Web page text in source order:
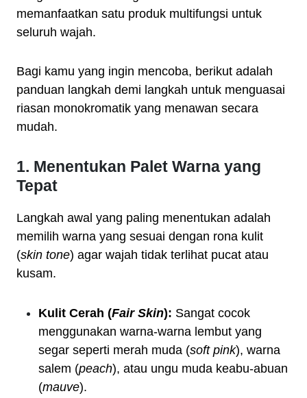
memanfaatkan satu produk multifungsi untuk
seluruh wajah.
Bagi kamu yang ingin mencoba, berikut adalah
panduan langkah demi langkah untuk menguasai
riasan monokromatik yang menawan secara
mudah.
1. Menentukan Palet Warna yang
Tepat
Langkah awal yang paling menentukan adalah
memilih warna yang sesuai dengan rona kulit
(skin tone) agar wajah tidak terlihat pucat atau
kusam.
Kulit Cerah (Fair Skin): Sangat cocok
menggunakan warna-warna lembut yang
segar seperti merah muda (soft pink), warna
salem (peach), atau ungu muda keabu-abuan
(mauve).